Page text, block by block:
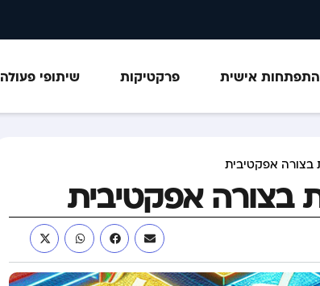
התפתחות אישית פרקטיקות שיתופי פעולה
בצורה אפקטיבית
בצורה אפקטיבית